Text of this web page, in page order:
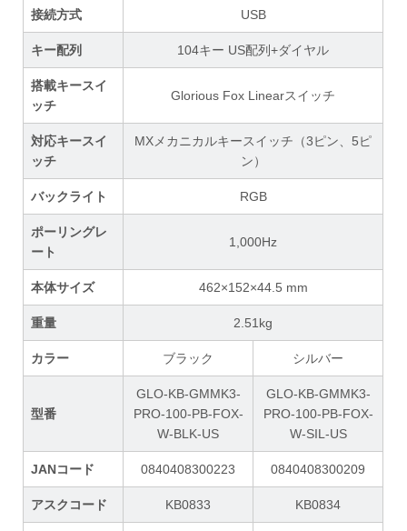
接続方式 USB
キー配列 104キー US配列+ダイヤル
搭載キースイ
ッチ
Glorious Fox Linearスイッチ
対応キースイ
ッチ
MXメカニカルキースイッチ（3ピン、5ピ
ン）
バックライト RGB
ポーリングレ
ート
1,000Hz
本体サイズ 462×152×44.5 mm
重量 2.51kg
カラー ブラック シルバー
型番
GLO-KB-GMMK3-
PRO-100-PB-FOX-
W-BLK-US
GLO-KB-GMMK3-
PRO-100-PB-FOX-
W-SIL-US
JANコード 0840408300223 0840408300209
アスクコード KB0833 KB0834